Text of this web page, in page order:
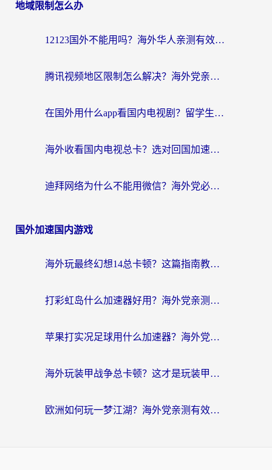
地域限制怎么办
12123国外不能用吗？海外华人亲测有效的回国加速方案来了
腾讯视频地区限制怎么解决？海外党亲测有效的回国加速器选择指南
在国外用什么app看国内电视剧？留学生亲测有效的回国加速方案
海外收看国内电视总卡？选对回国加速器，让你流畅追《狂飙》《长相思》
迪拜网络为什么不能用微信？海外党必看的回国加速解决方案
国外加速国内游戏
海外玩最终幻想14总卡顿？这篇指南教你选对加速器（附非洲美国玩家实测）
打彩虹岛什么加速器好用？海外党亲测的国服游戏加速终极指南
苹果打实况足球用什么加速器？海外党亲测有效的国服游戏加速指南
海外玩装甲战争总卡顿？这才是玩装甲战争最好的加速器（附马来西亚玩重装上阵攻略）
欧洲如何玩一梦江湖？海外党亲测有效的国服游戏加速指南